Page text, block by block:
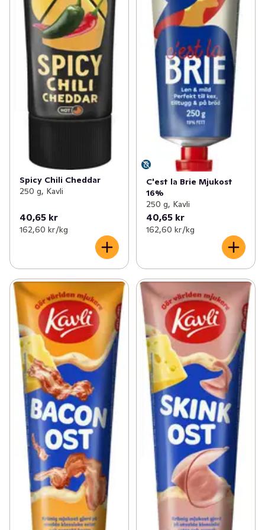
ingrediens och smaksättare i matlagning i t.ex soppa,
paj eller pastasås.
Tips för den modige ostälskaren! Testa Hot Jalapeño-
crustad, klicka i lite ost och stoppa in i ugnen 5 minuter i
200 grader. Testa även på hamburgare, burrito, fajita
och taco
Spicy Chili Cheddar
250 g, Kavli
40,65 kr
162,60 kr /kg
C'est la Brie Mjukost
16%
250 g, Kavli
40,65 kr
162,60 kr /kg